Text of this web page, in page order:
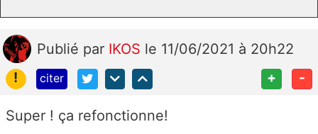
Publié par IKOS le 11/06/2021 à 20h22
!
citer + -
Super ! ça refonctionne!